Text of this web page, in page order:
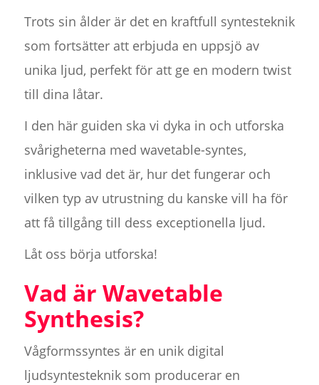
Trots sin ålder är det en kraftfull syntesteknik
som fortsätter att erbjuda en uppsjö av
unika ljud, perfekt för att ge en modern twist
till dina låtar.
I den här guiden ska vi dyka in och utforska
svårigheterna med wavetable-syntes,
inklusive vad det är, hur det fungerar och
vilken typ av utrustning du kanske vill ha för
att få tillgång till dess exceptionella ljud.
Låt oss börja utforska!
Vad är Wavetable
Synthesis?
Vågformssyntes är en unik digital
ljudsyntesteknik som producerar en